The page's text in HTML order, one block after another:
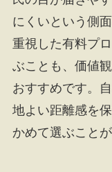
にくいという側
重視した有料プ
ぶことも、価値
おすすめです。
地よい距離感を
かめて選ぶこと